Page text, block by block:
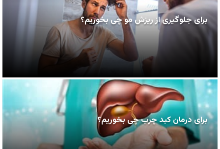
برای جلوگیری از ریزش مو چی بخوریم؟
برای درمان کبد چرب چی بخوریم؟